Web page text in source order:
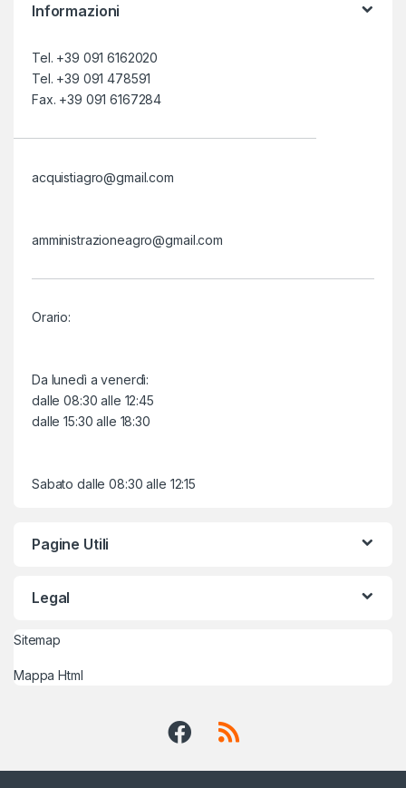
Informazioni
Tel. +39 091 6162020
Tel. +39 091 478591
Fax. +39 091 6167284
acquistiagro@gmail.com
amministrazioneagro@gmail.com
Orario:
Da lunedì a venerdì:
dalle 08:30 alle 12:45
dalle 15:30 alle 18:30
Sabato dalle 08:30 alle 12:15
Pagine Utili
Legal
Sitemap
Mappa Html